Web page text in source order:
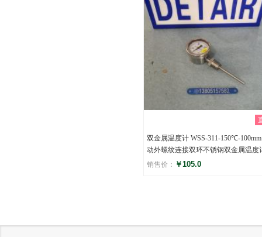
双金属温度计 WSS-311-150℃-
动外螺纹连接双环不锈钢双金属温度
销售价： ￥105.0